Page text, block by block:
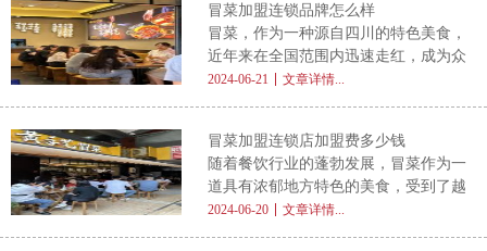
店成为了一个备受关注的选择。那么，
加盟冒菜店真的能赚钱吗 ？现在的市
场情况又是如何呢？ 首先，从市场需
求来看，冒菜作为一种独特的美食，其
麻辣鲜香的口味深受消费者喜爱。无论
是作为正餐还是夜宵，冒菜都有着广泛
的市场需求。尤其是在年轻人群体中，
冒菜更是成为了聚餐、夜宵的首选
冒菜加盟连锁品牌怎么样
冒菜，作为一种源自四川的特色美食，
近年来在全国范围内迅速走红，成为众
多食客钟爱的美食之一。对于想要投身
择。那么， 冒菜加盟连锁品牌究竟怎
么样 呢？接下来，我们将从多个维度
进行深入探讨。 首先，从市场前景来
看，冒菜加盟连锁品牌具有广阔的发展
空间。随着消费者对美食的追求和口味
2024-06-21 文章详情...
冒菜加盟连锁店加盟费多少钱
随着餐饮行业的蓬勃发展，冒菜作为一
道具有浓郁地方特色的美食，受到了越
来越多消费者的喜爱。许多创业者看到
2024-06-20 文章详情...